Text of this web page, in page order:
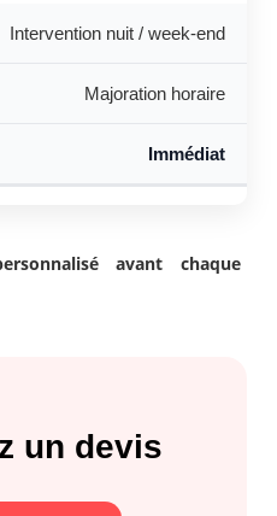
Intervention nuit / week-end
Majoration horaire
Immédiat
avant chaque
un devis